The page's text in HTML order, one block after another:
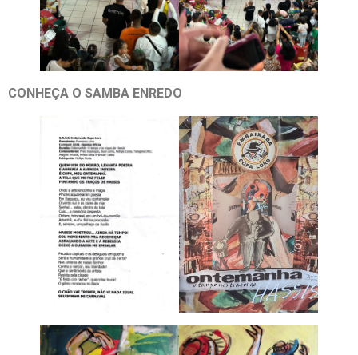
CONHEÇA O SAMBA ENREDO